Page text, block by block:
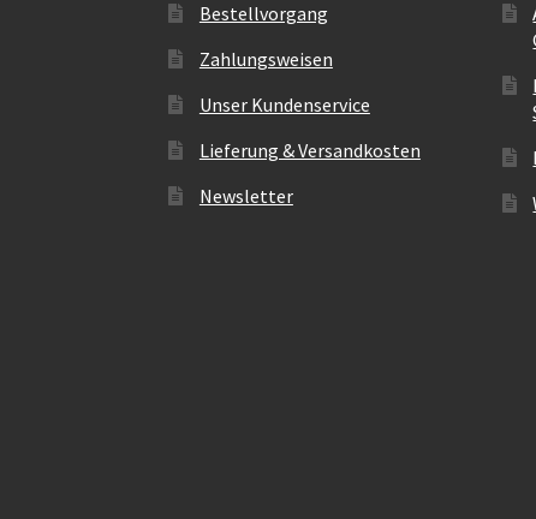
Bestellvorgang
Zahlungsweisen
Unser Kundenservice
Lieferung & Versandkosten
Newsletter